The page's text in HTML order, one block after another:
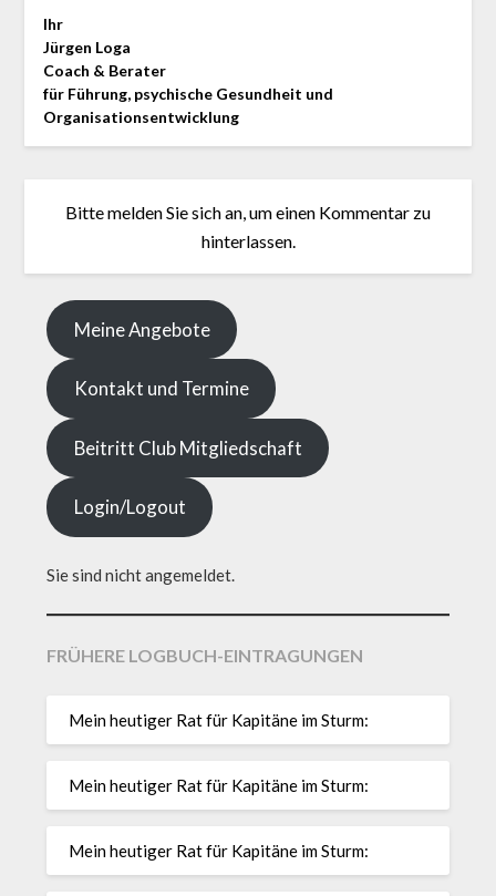
Ihr
Jürgen Loga
Coach & Berater
für Führung, psychische Gesundheit und
Organisationsentwicklung
Bitte melden Sie sich an, um einen Kommentar zu
hinterlassen.
Meine Angebote
Kontakt und Termine
Beitritt Club Mitgliedschaft
Login/Logout
Sie sind nicht angemeldet.
FRÜHERE LOGBUCH-EINTRAGUNGEN
Mein heutiger Rat für Kapitäne im Sturm:
Mein heutiger Rat für Kapitäne im Sturm:
Mein heutiger Rat für Kapitäne im Sturm: